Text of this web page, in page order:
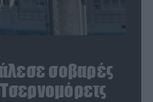
σοβαρές